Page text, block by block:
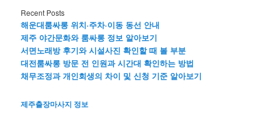
Recent Posts
해운대룸싸롱 위치·주차·이동 동선 안내
제주 야간문화와 룸싸롱 정보 알아보기
서면노래방 후기와 시설사진 확인할 때 볼 부분
대전룸싸롱 방문 전 인원과 시간대 확인하는 방법
채무조정과 개인회생의 차이 및 신청 기준 알아보기
제주출장마사지 정보